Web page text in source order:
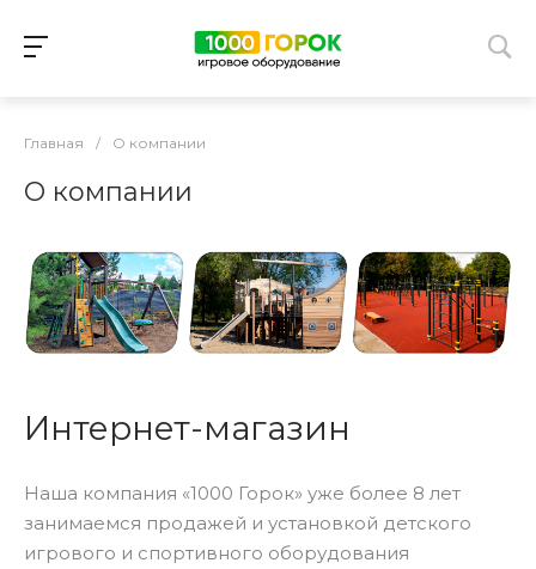
Главная / О компании
О компании
Интернет-магазин
Наша компания «1000 Горок» уже более 8 лет
занимаемся продажей и установкой детского
игрового и спортивного оборудования